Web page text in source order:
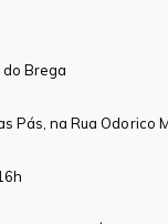
Brega
Pás, na Rua Odorico